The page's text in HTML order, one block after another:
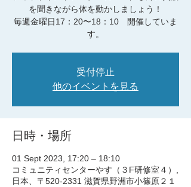
を聞きながら体を動かしましょう！
毎週金曜日17：20〜18：10 開催していま
す。
受付停止
他のイベントを見る
日時・場所
01 Sept 2023, 17:20 – 18:10
コミュニティセンターやす（３F研修室４）,
日本、〒520-2331 滋賀県野洲市小篠原２１